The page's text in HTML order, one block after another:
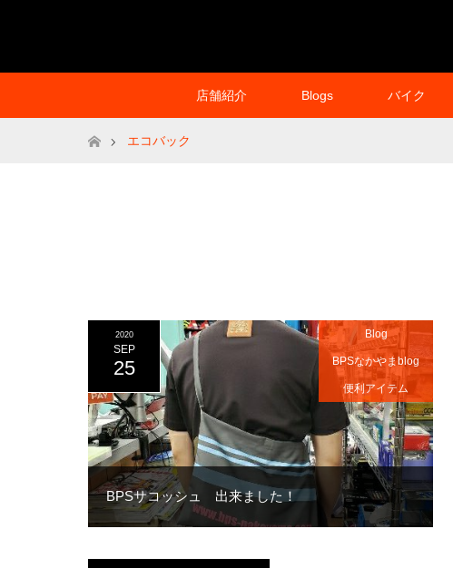
店舗紹介 Blogs バイク
ホームエコバック
BPSサコッシュ 出来ました！
2020
SEP
25
Blog
BPSなかやまblog
便利アイテム